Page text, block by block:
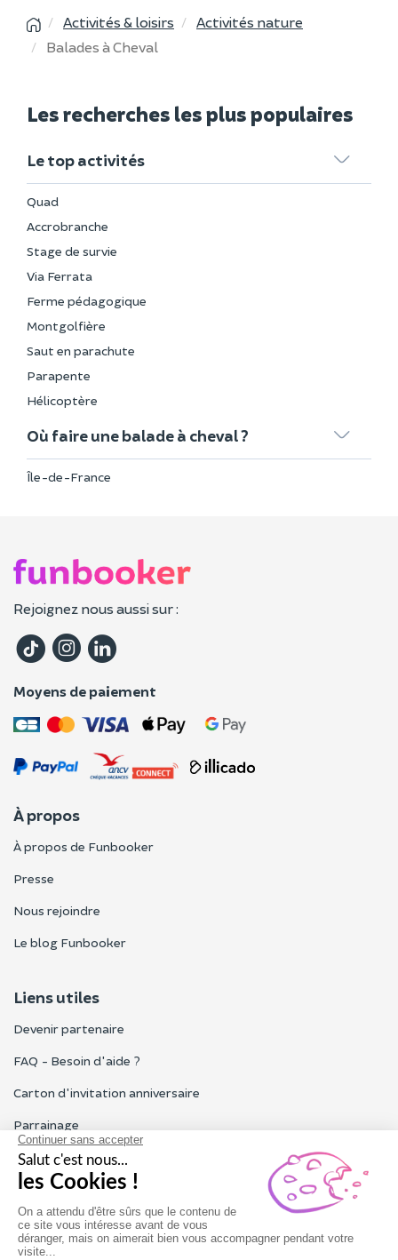
Activités & loisirs
Activités nature
Balades à Cheval
Les recherches les plus populaires
Le top activités
Quad
Accrobranche
Stage de survie
Via Ferrata
Ferme pédagogique
Montgolfière
Saut en parachute
Parapente
Hélicoptère
Où faire une balade à cheval ?
Île-de-France
Rejoignez nous aussi sur :
Moyens de paiement
À propos
À propos de Funbooker
Presse
Nous rejoindre
Le blog Funbooker
Liens utiles
Devenir partenaire
FAQ - Besoin d'aide ?
Carton d'invitation anniversaire
Parrainage
Tous les avis Funbooker
Particuliers, entreprises, professionnels
Notre service client est ouvert du lundi au vendredi de 9h à 18h